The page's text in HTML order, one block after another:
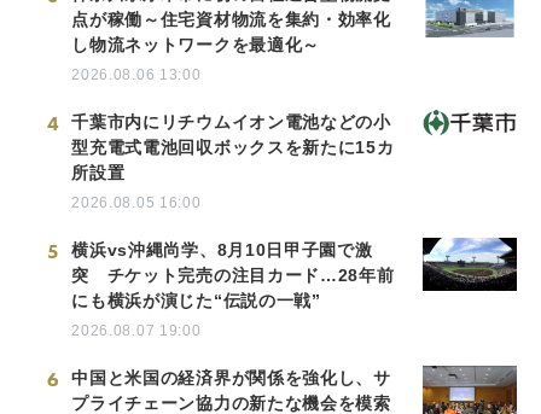
点が稼働～住宅資材物流を集約・効率化
し物流ネットワークを最適化～
2026.08.06 13:00
4
千葉市内にリチウムイオン電池などの小
型充電式電池回収ボックスを新たに15カ
所設置
2026.08.05 16:00
5
横浜vs沖縄尚学、8月10日甲子園で激
突 チケット完売の注目カード…28年前
にも横浜が演じた“伝説の一戦”
2026.08.07 19:00
6
中国と米国の経済界が関係を強化し、サ
プライチェーン協力の新たな機会を模索